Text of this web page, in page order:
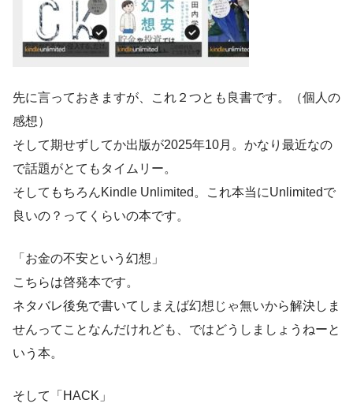
先に言っておきますが、これ２つとも良書です。（個人の
感想）
そして期せずしてか出版が2025年10月。かなり最近なの
で話題がとてもタイムリー。
そしてもちろんKindle Unlimited。これ本当にUnlimitedで
良いの？ってくらいの本です。
「お金の不安という幻想」
こちらは啓発本です。
ネタバレ後免で書いてしまえば幻想じゃ無いから解決しま
せんってことなんだけれども、ではどうしましょうねーと
いう本。
そして「HACK」